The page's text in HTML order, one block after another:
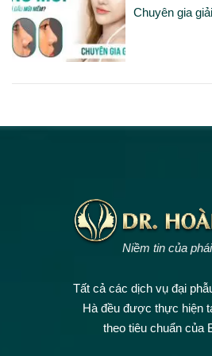
Chuyên gia
Niềm tin của
Tất cả các dịch vụ đại
Hà đều được thực hiện
theo tiêu chuẩn của